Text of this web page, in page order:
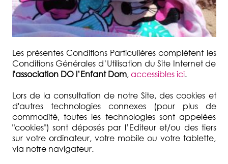
Les présentes Conditions Particulières complètent les
Conditions Générales d’Utilisation du Site Internet de
l'association DO l’Enfant Dom,accessibles ici.
Lors de la consultation de notre Site, des cookies et
d'autres technologies connexes (pour plus de
commodité, toutes les technologies sont appelées
"cookies") sont déposés par l’Editeur et/ou des tiers
sur votre ordinateur, votre mobile ou votre tablette,
via notre navigateur.